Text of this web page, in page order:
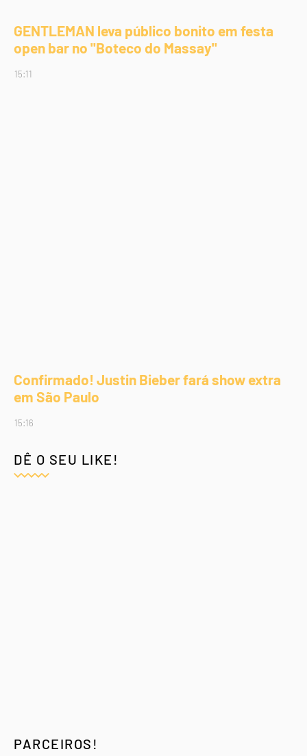
GENTLEMAN leva público bonito em festa
open bar no "Boteco do Massay"
15:11
Confirmado! Justin Bieber fará show extra
em São Paulo
15:16
DÊ O SEU LIKE!
PARCEIROS!